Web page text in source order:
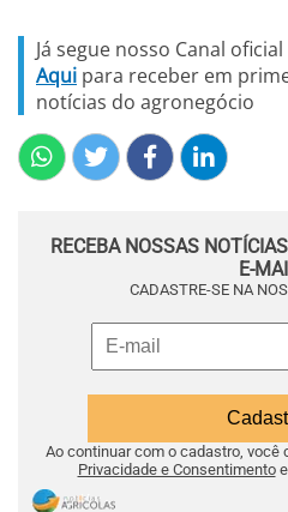
Já segue nosso Canal
Aqui para receber em
notícias do agronegócio
RECEBA NOSSAS
E-
CADASTRE-SE NA
Ao continuar com o cadastro, você
Privacidade e Consentimentoe